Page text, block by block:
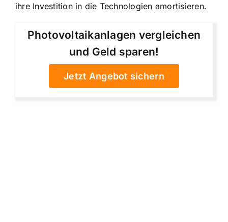
ihre Investition in die Technologien amortisieren.
Photovoltaikanlagen vergleichen
und Geld sparen!
Jetzt Angebot sichern